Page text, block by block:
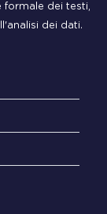
formale dei testi,
dei dati.